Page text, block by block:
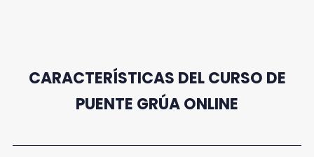
CARACTERÍSTICAS DEL CURSO DE
PUENTE GRÚA ONLINE